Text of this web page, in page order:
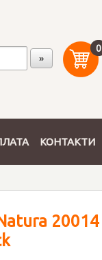
0
КОНТАКТИ
20014